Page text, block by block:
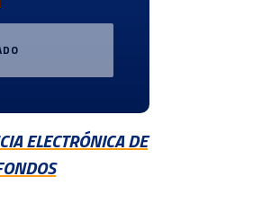
ELECTRÓNICA DE